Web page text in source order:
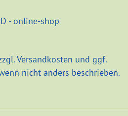
- online-shop
Versandkosten und ggf.
nicht anders beschrieben.